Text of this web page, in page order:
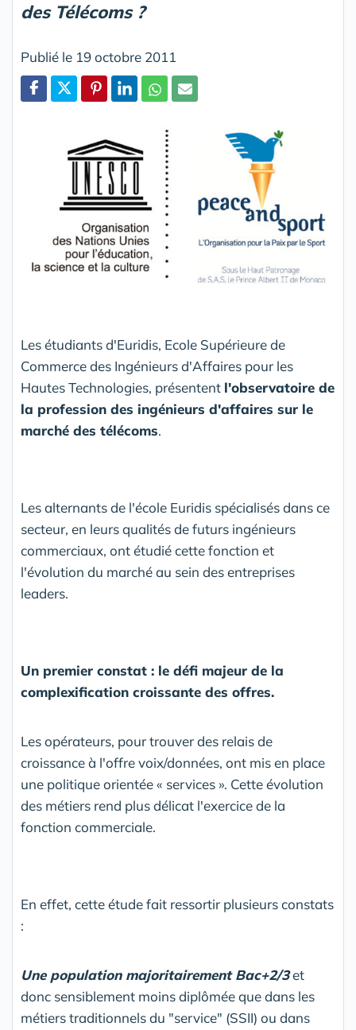
des Télécoms ?
Publié le 19 octobre 2011
Les étudiants d'Euridis, Ecole Supérieure de
Commerce des Ingénieurs d'Affaires pour les
Hautes Technologies, présentent l'observatoire de
la profession des ingénieurs d'affaires sur le
marché des télécoms.
Les alternants de l'école Euridis spécialisés dans ce
secteur, en leurs qualités de futurs ingénieurs
commerciaux, ont étudié cette fonction et
l'évolution du marché au sein des entreprises
leaders.
Un premier constat : le défi majeur de la
complexification croissante des offres.
Les opérateurs, pour trouver des relais de
croissance à l'offre voix/données, ont mis en place
une politique orientée « services ». Cette évolution
des métiers rend plus délicat l'exercice de la
fonction commerciale.
En effet, cette étude fait ressortir plusieurs constats
:
Une population majoritairement Bac+2/3et
donc sensiblement moins diplômée que dans les
métiers traditionnels du "service" (SSII) ou dans